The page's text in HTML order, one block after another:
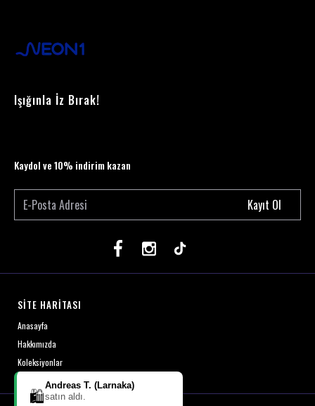
Işığınla İz Bırak!
Kaydol ve 10% indirim kazan
Kayıt Ol
SİTE HARİTASI
Anasayfa
Hakkımızda
Koleksiyonlar
🛍️
Andreas T. (Larnaka)
satın aldı.